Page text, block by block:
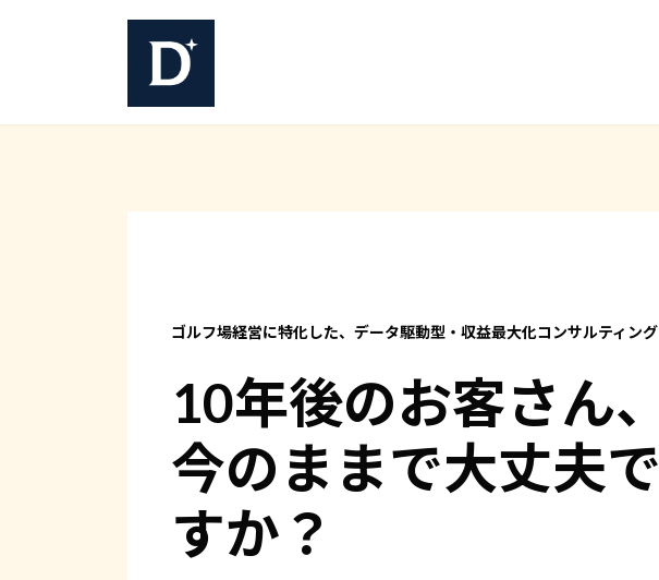
ゴルフ場経営に特化した、データ駆動型・収益最大化コンサルティング
10年後のお客さん、
今のままで大丈夫で
すか？